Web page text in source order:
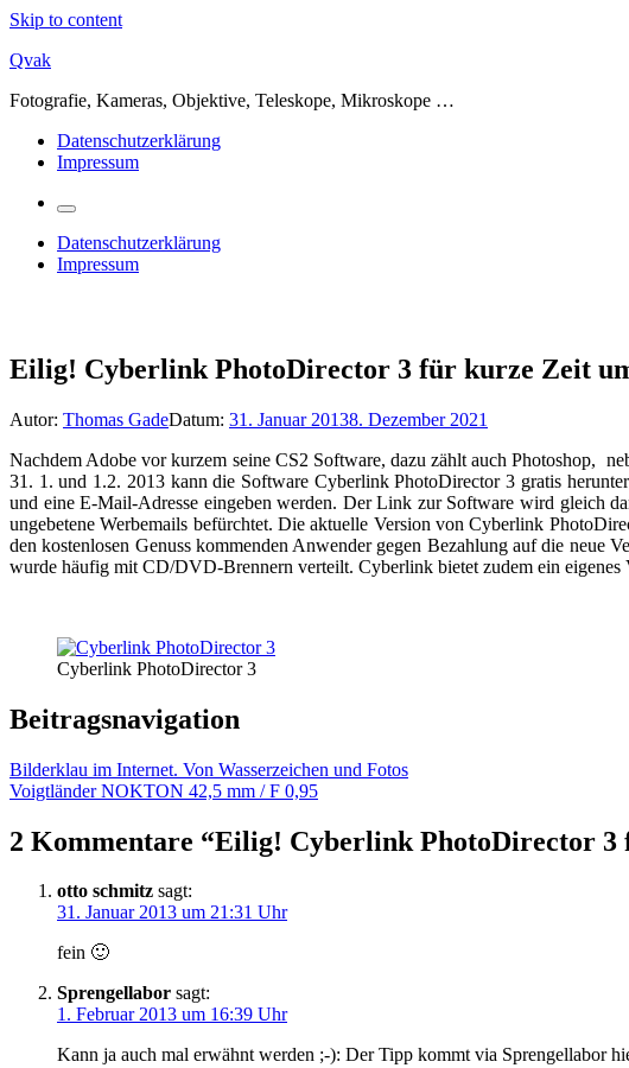
Skip to content
Qvak
Fotografie, Kameras, Objektive, Teleskope, Mikroskope …
Datenschutzerklärung
Impressum
Datenschutzerklärung
Impressum
Eilig! Cyberlink PhotoDirector 3 für kurze Zeit
Autor: Thomas GadeDatum: 31. Januar 20138. Dezember 2021
Nachdem Adobe vor kurzem seine CS2 Software, dazu zählt auch Photoshop,
31. 1. und 1.2. 2013 kann die Software Cyberlink PhotoDirector 3 gratis
und eine E-Mail-Adresse eingeben werden. Der Link zur Software wird gleich
ungebetene Werbemails befürchtet. Die aktuelle Version von Cyberlink
den kostenlosen Genuss kommenden Anwender gegen Bezahlung auf die
wurde häufig mit CD/DVD-Brennern verteilt. Cyberlink bietet zudem ein
Cyberlink PhotoDirector 3
Beitragsnavigation
Bilderklau im Internet. Von Wasserzeichen und Fotos
Voigtländer NOKTON 42,5 mm / F 0,95
2 Kommentare “Eilig! Cyberlink PhotoDirector 3
otto schmitz sagt:
31. Januar 2013 um 21:31 Uhr
fein 🙂
Sprengellabor sagt:
1. Februar 2013 um 16:39 Uhr
Kann ja auch mal erwähnt werden ;-): Der Tipp kommt via Sprengellabor